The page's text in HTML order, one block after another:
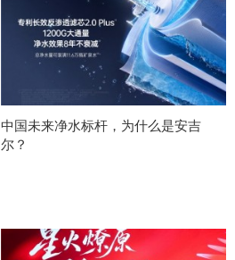
中国未来净水标杆，为什么是安吉
尔？